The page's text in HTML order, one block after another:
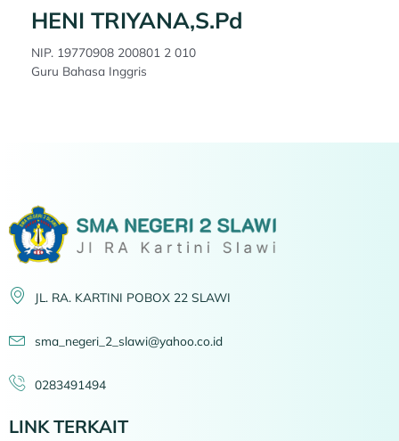
HENI TRIYANA,S.Pd
NIP. 19770908 200801 2 010
Guru Bahasa Inggris
JL. RA. KARTINI POBOX 22 SLAWI
sma_negeri_2_slawi@yahoo.co.id
0283491494
LINK TERKAIT